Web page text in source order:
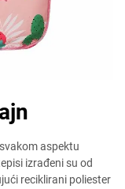
aspektu
izrađeni su od
reciklirani poliester